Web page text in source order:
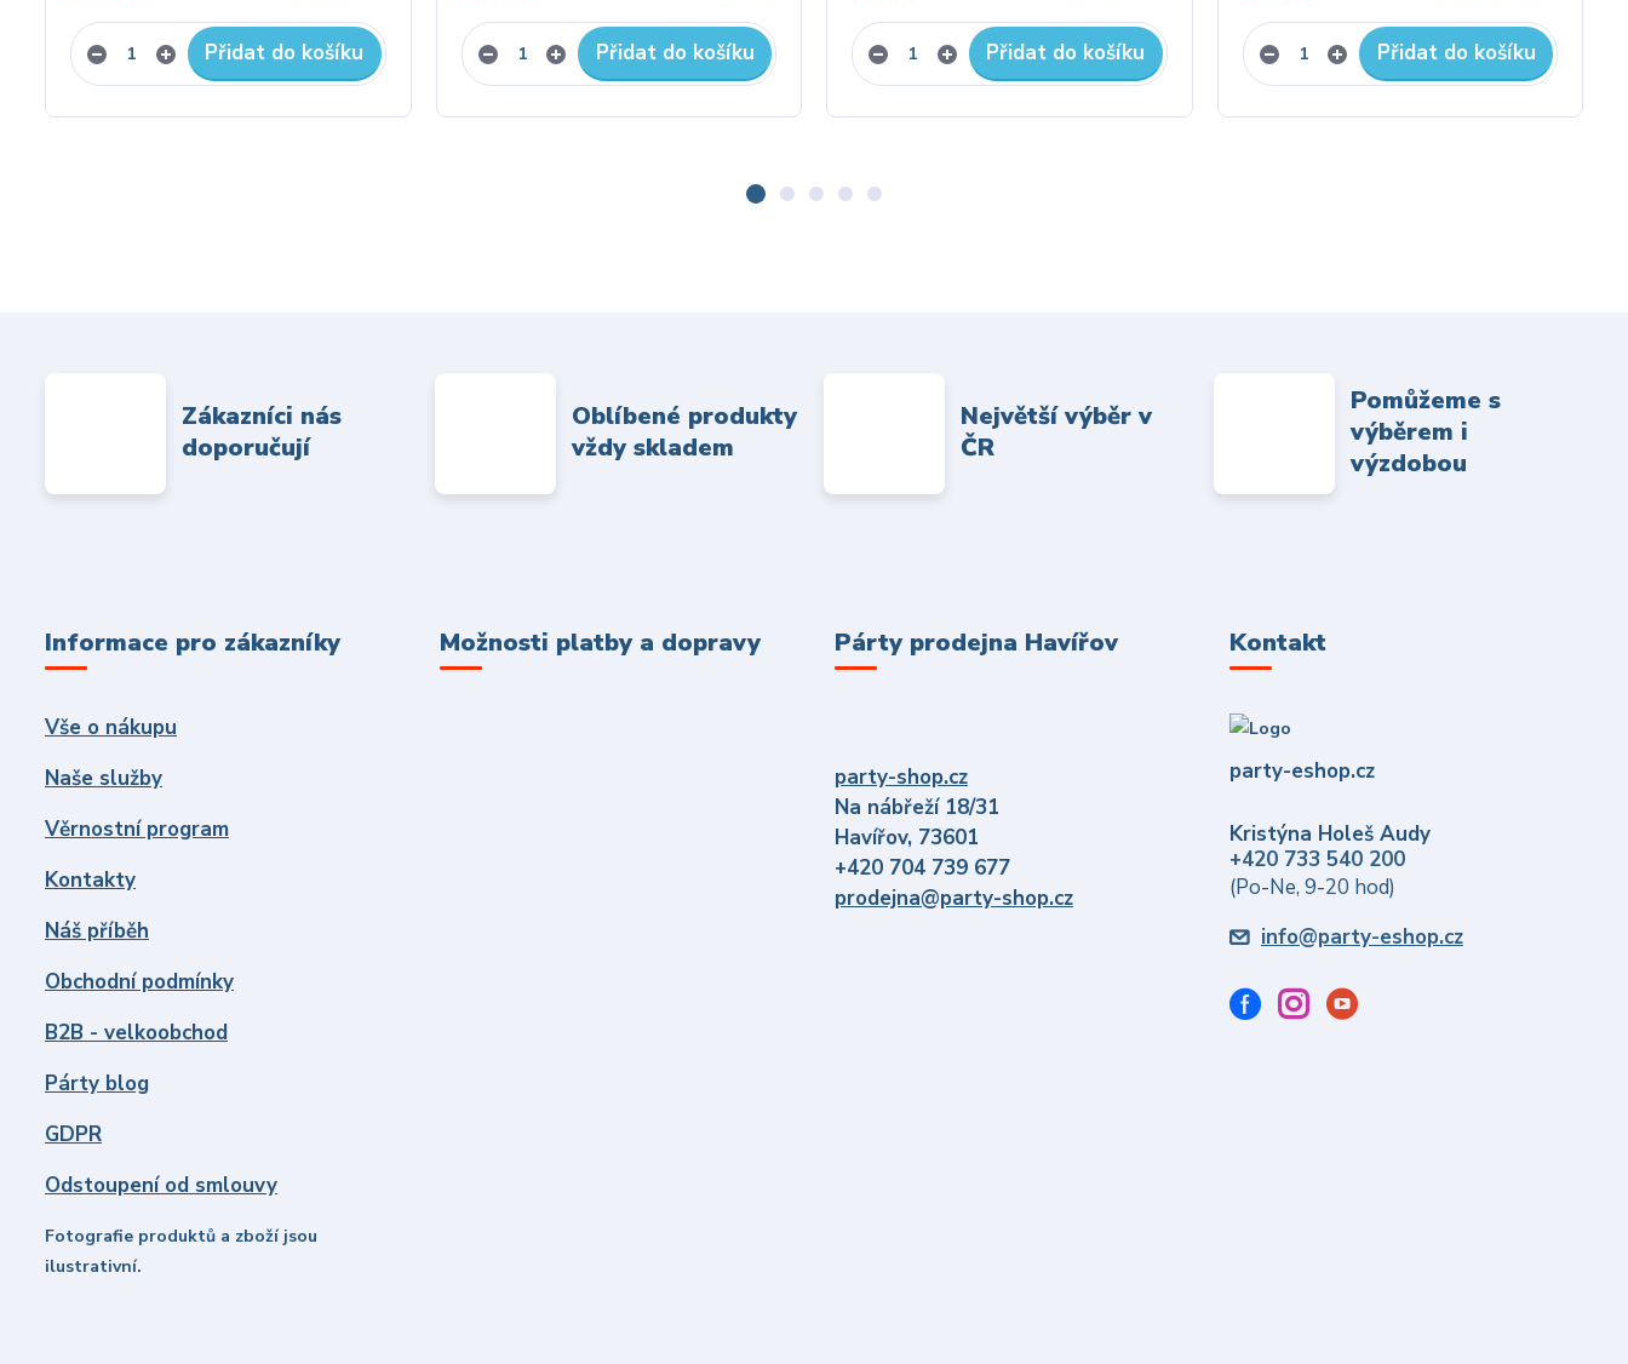
Přidat do košíku Přidat do košíku Přidat do košíku Přidat do košíku
Zákazníci nás
doporučují
Oblíbené produkty
vždy skladem
Největší výběr v
ČR
Pomůžeme s
výběrem i
výzdobou
Informace pro zákazníky
Vše o nákupu
Naše služby
Věrnostní program
Kontakty
Náš příběh
Obchodní podmínky
B2B - velkoobchod
Párty blog
GDPR
Odstoupení od smlouvy
Fotografie produktů a zboží jsou
ilustrativní.
Možnosti platby a dopravy Párty prodejna Havířov
party-shop.cz
Na nábřeží 18/31
Havířov, 73601
+420 704 739 677
prodejna@party-shop.cz
Kontakt
party-eshop.cz
Kristýna Holeš Audy
+420 733 540 200
(Po-Ne, 9-20 hod)
info@party-eshop.cz